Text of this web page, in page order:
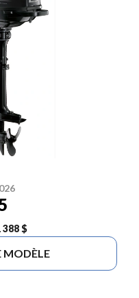
388 $
MODÈLE